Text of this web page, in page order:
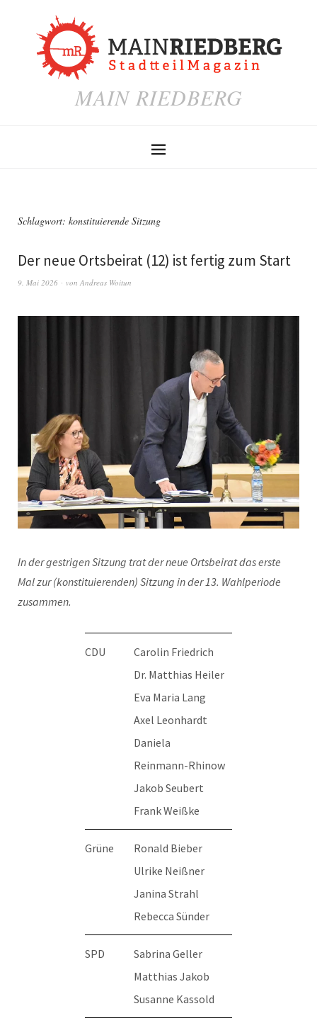
MAIN RIEDBERG
Schlagwort: konstituierende Sitzung
Der neue Ortsbeirat (12) ist fertig zum Start
9. Mai 2026 von Andreas Woitun
In der gestrigen Sitzung trat der neue Ortsbeirat das erste
Mal zur (konstituierenden) Sitzung in der 13. Wahlperiode
zusammen.
CDU
Carolin Friedrich
Dr. Matthias Heiler
Eva Maria Lang
Axel Leonhardt
Daniela
Reinmann-Rhinow
Jakob Seubert
Frank Weißke
Grüne
Ronald Bieber
Ulrike Neißner
Janina Strahl
Rebecca Sünder
SPD
Sabrina Geller
Matthias Jakob
Susanne Kassold